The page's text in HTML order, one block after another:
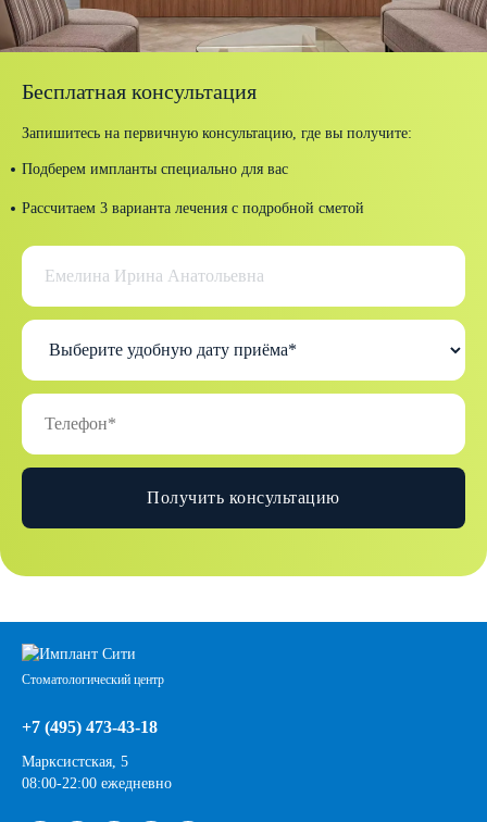
Бесплатная консультация
Запишитесь на первичную консультацию, где вы получите:
Подберем импланты специально для вас
Рассчитаем 3 варианта лечения с подробной сметой
Получить консультацию
Стоматологический центр
+7 (495) 473-43-18
Марксистская, 5
08:00-22:00 ежедневно